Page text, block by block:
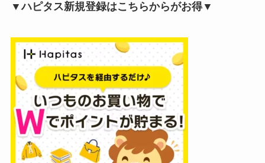
▼ハピタス新規登録はこちらからがお得▼